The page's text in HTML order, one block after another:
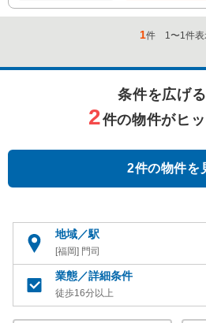
1件 1〜1件
条件を広げる
2件の物件がヒ
2件の物件を
地域／駅
[福岡] 門司
業態／詳細条件
徒歩16分以上